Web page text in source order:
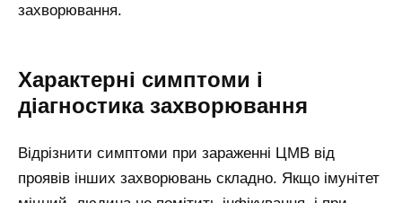
захворювання.
Характерні симптоми і
діагностика захворювання
Відрізнити симптоми при зараженні ЦМВ від
проявів інших захворювань складно. Якщо імунітет